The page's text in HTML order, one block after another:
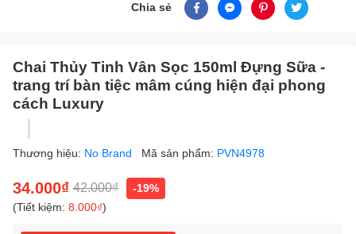
Chia sẻ
Chai Thủy Tinh Vân Sọc 150ml Đựng Sữa -
trang trí bàn tiệc mâm cúng hiện đại phong
cách Luxury
Thương hiệu: No Brand Mã sản phẩm: PVN4978
34.000₫ 42.000₫
-19%
(Tiết kiệm: 8.000₫)